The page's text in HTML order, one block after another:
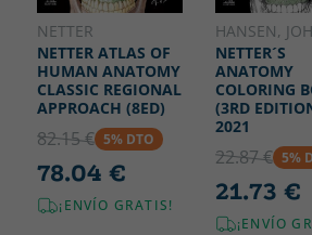
NETTER
NETTER ATLAS OF
HUMAN ANATOMY
CLASSIC REGIONAL
APPROACH (8ED)
82.15 € 5% DTO
78.04 €
¡ENVÍO GRATIS!
HANSEN,
NETTER´S
ANATOMY
COLORING
(3RD
2021
22.87 € 5%
21.73 €
¡ENVÍO